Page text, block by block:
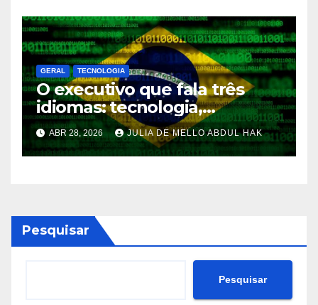
GERAL TECNOLOGIA
O executivo que fala três
idiomas: tecnologia,
regulação e política, e por
que sua empresa precisa de
um
ABR 28, 2026 JULIA DE MELLO ABDUL HAK
Pesquisar
Pesquisar